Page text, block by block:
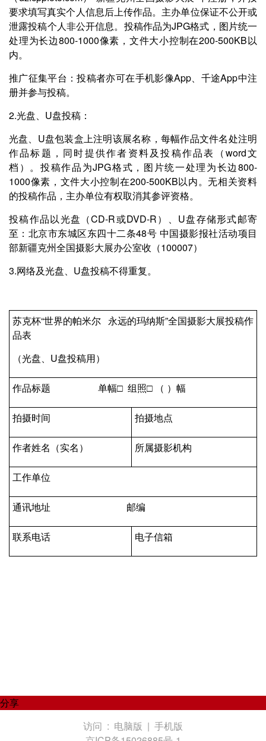
要求填写真实个人信息后上传作品。主办单位保证不公开或
泄露投稿个人非公开信息。投稿作品为JPG格式，图片统一
处理为长边800-1000像素，文件大小控制在200-500KB以
内。
推广征集平台：投稿者亦可在手机影像App、千途App中注
册并参与投稿。
2.光盘、U盘投稿：
光盘、U盘包装盒上注明该展名称，每幅作品文件名处注明
作品标题，同时提供作者资料及投稿作品表（word文
档）。投稿作品为JPG格式，图片统一处理为长边800-
1000像素，文件大小控制在200-500KB以内。无相关资料
的投稿作品，主办单位有权取消其参评资格。
投稿作品以光盘（CD-R或DVD-R）、U盘存储形式邮寄
至：北京市东城区东四十二条48号 中国摄影报社活动项目
部新疆克州全国摄影大展办公室收（100007）
3.网络及光盘、U盘投稿不得重复。
苏克杯“世界的帕米尔 永远的玛纳斯”全国摄影大展投稿作
品表
（光盘、U盘投稿用）
作品标题 单幅□ 组照□ （ ）幅
拍摄时间 拍摄地点
作者姓名（实名） 所属摄影机构
工作单位
通讯地址 邮编
联系电话 电子信箱
分享
访问 : 电脑版 | 手机版